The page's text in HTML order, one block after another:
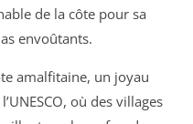
de la côte pour sa
envoûtants.
amalfitaine, un joyau
où des villages